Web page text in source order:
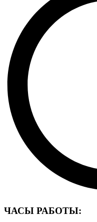
ЧАСЫ РАБОТЫ: